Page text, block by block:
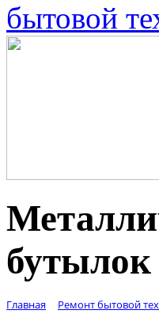
бытовой
Главная Ремонт бытовой